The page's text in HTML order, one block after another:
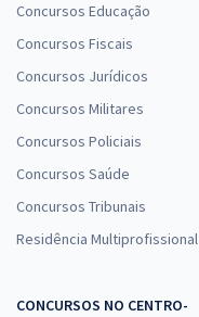
Concursos Educação
Concursos Fiscais
Concursos Jurídicos
Concursos Militares
Concursos Policiais
Concursos Saúde
Concursos Tribunais
Residência Multiprofissional
CONCURSOS NO CENTRO-